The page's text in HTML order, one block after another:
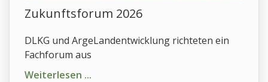
Zukunftsforum 2026
DLKG und ArgeLandentwicklung richteten ein
Fachforum aus
Weiterlesen ...